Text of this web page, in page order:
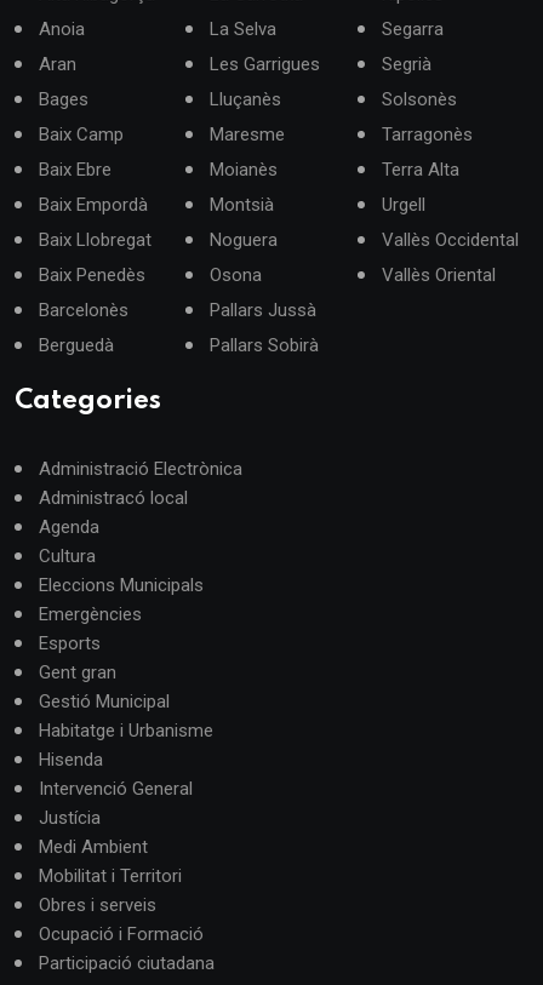
Anoia
Aran
Bages
Baix Camp
Baix Ebre
Baix Empordà
Baix Llobregat
Baix Penedès
Barcelonès
Berguedà
La Selva
Les Garrigues
Lluçanès
Maresme
Moianès
Montsià
Noguera
Osona
Pallars Jussà
Pallars Sobirà
Segarra
Segrià
Solsonès
Tarragonès
Terra Alta
Urgell
Vallès Occidental
Vallès Oriental
Categories
Administració Electrònica
Administracó local
Agenda
Cultura
Eleccions Municipals
Emergències
Esports
Gent gran
Gestió Municipal
Habitatge i Urbanisme
Hisenda
Intervenció General
Justícia
Medi Ambient
Mobilitat i Territori
Obres i serveis
Ocupació i Formació
Participació ciutadana